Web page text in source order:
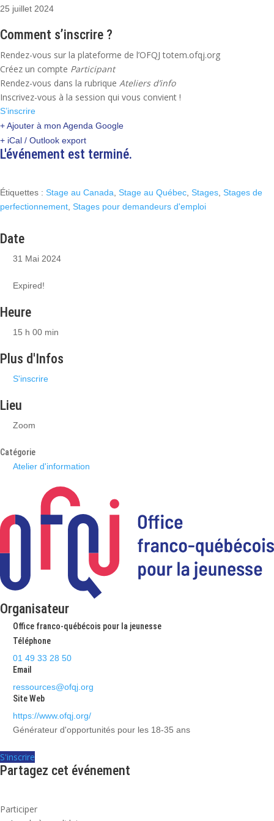
25 juillet 2024
Comment s’inscrire ?
Rendez-vous sur la plateforme de l’OFQJ totem.ofqj.org
Créez un compte Participant
Rendez-vous dans la rubrique Ateliers d’info
Inscrivez-vous à la session qui vous convient !
S’inscrire
+ Ajouter à mon Agenda Google
+ iCal / Outlook export
L'événement est terminé.
Étiquettes : Stage au Canada Stage au Québec Stages Stages de
perfectionnement Stages pour demandeurs d'emploi
Date
31 Mai 2024
Expired!
Heure
15 h 00 min
Plus d'Infos
S'inscrire
Lieu
Zoom
Catégorie
Atelier d'information
Organisateur
Office franco-québécois pour la jeunesse
Téléphone
01 49 33 28 50
Email
ressources@ofqj.org
Site Web
https://www.ofqj.org/
Générateur d'opportunités pour les 18-35 ans
S'inscrire
Partagez cet événement
Participer